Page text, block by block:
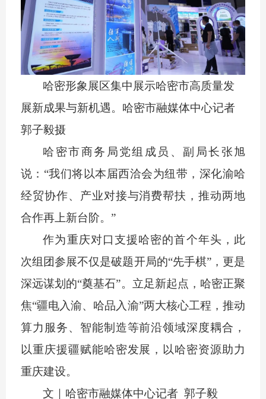
哈密形象展区集中展示哈密市高质量发
展新成果与新机遇。哈密市融媒体中心记者
郭子毅摄
哈密市商务局党组成员、副局长张旭
说： “我们将以本届西洽会为纽带，深化渝哈
经贸协作、产业对接与消费帮扶，推动两地
合作再上新台阶。”
作为重庆对口支援哈密的首个年头，此
次组团参展不仅是破题开局的“先手棋”，更是
深远谋划的“奠基石”。立足新起点，哈密正聚
焦“疆电入渝、哈品入渝”两大核心工程，推动
算力服务、智能制造等前沿领域深度耦合，
以重庆援疆赋能哈密发展，以哈密资源助力
重庆建设。
文｜哈密市融媒体中心记者郭子毅